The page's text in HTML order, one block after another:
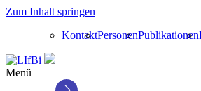
Zum Inhalt springen
KontaktPersonenPublikationen
Menü